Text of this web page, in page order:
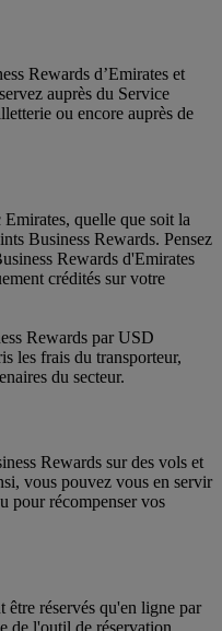
Rewards d’Emirates et
auprès du Service
ou encore auprès de
quelle que soit la
Business Rewards. Pensez
Rewards d'Emirates
crédités sur votre
Rewards par USD
les frais du transporteur,
du secteur.
Rewards sur des vols et
vous pouvez vous en servir
pour récompenser vos
réservés qu'en ligne par
de l'outil de réservation